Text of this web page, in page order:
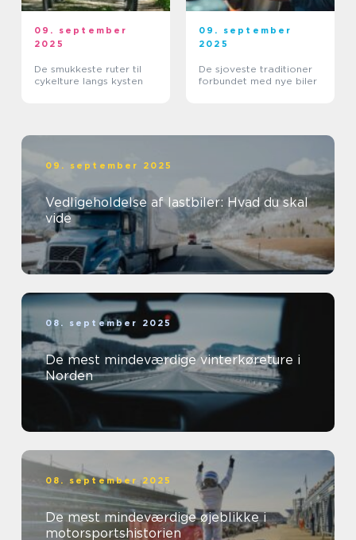
09. september
2025
De smukkeste ruter til
cykelture langs kysten
09. september
2025
De sjoveste traditioner
forbundet med nye biler
09. september 2025
Vedligeholdelse af lastbiler: Hvad du skal
vide
08. september 2025
De mest mindeværdige vinterkøreture i
Norden
08. september 2025
De mest mindeværdige øjeblikke i
motorsportshistorien